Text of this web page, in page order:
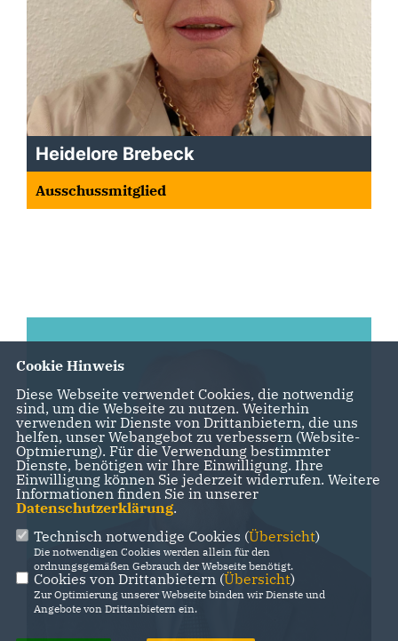
Heidelore Brebeck
Ausschussmitglied
Cookie Hinweis
Diese Webseite verwendet Cookies, die notwendig
sind, um die Webseite zu nutzen. Weiterhin
verwenden wir Dienste von Drittanbietern, die uns
helfen, unser Webangebot zu verbessern (Website-
Optmierung). Für die Verwendung bestimmter
Dienste, benötigen wir Ihre Einwilligung. Ihre
Einwilligung können Sie jederzeit widerrufen. Weitere
Informationen finden Sie in unserer
Datenschutzerklärung.
Technisch notwendige Cookies (Übersicht)
Die notwendigen Cookies werden allein für den
ordnungsgemäßen Gebrauch der Webseite benötigt.
Cookies von Drittanbietern (Übersicht)
Zur Optimierung unserer Webseite binden wir Dienste und
Angebote von Drittanbietern ein.